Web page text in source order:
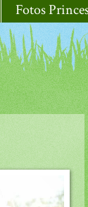
Fotos